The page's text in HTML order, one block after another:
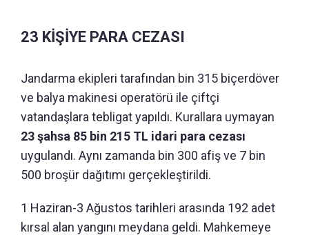
23 KİŞİYE PARA CEZASI
Jandarma ekipleri tarafından bin 315 biçerdöver
ve balya makinesi operatörü ile çiftçi
vatandaşlara tebligat yapıldı. Kurallara uymayan
23 şahsa 85 bin 215 TL idari para cezası
uygulandı. Aynı zamanda bin 300 afiş ve 7 bin
500 broşür dağıtımı gerçekleştirildi.
1 Haziran-3 Ağustos tarihleri arasında 192 adet
kırsal alan yangını meydana geldi. Mahkemeye